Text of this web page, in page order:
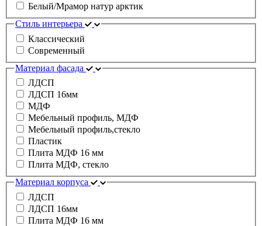
Белый/Мрамор натур арктик
Стиль интерьера
Классический
Современный
Материал фасада
ЛДСП
ЛДСП 16мм
МДФ
Мебельный профиль, МДФ
Мебельный профиль,стекло
Пластик
Плита МДФ 16 мм
Плита МДФ, стекло
Материал корпуса
ЛДСП
ЛДСП 16мм
Плита МДФ 16 мм